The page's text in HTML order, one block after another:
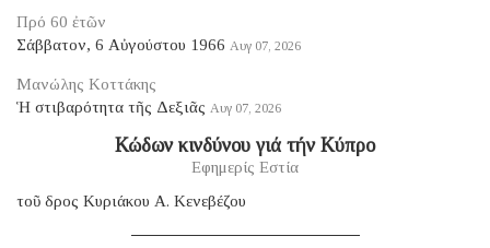
Πρό 60 ἐτῶν
Σάββατον, 6 Αὐγούστου 1966 Αυγ 07, 2026
Μανώλης Κοττάκης
Ἡ στιβαρότητα τῆς Δεξιᾶς Αυγ 07, 2026
Κώδων κινδύνου γιά τήν Κύπρο
Εφημερίς Εστία
τοῦ δρος Κυριάκου Α. Κενεβέζου